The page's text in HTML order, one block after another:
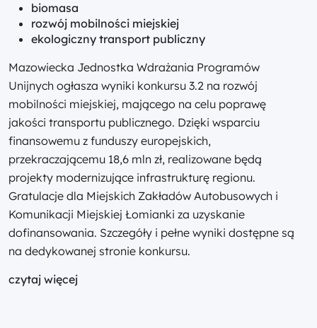
biomasa
rozwój mobilności miejskiej
ekologiczny transport publiczny
Mazowiecka Jednostka Wdrażania Programów
Unijnych ogłasza wyniki konkursu 3.2 na rozwój
mobilności miejskiej, mającego na celu poprawę
jakości transportu publicznego. Dzięki wsparciu
finansowemu z funduszy europejskich,
przekraczającemu 18,6 mln zł, realizowane będą
projekty modernizujące infrastrukturę regionu.
Gratulacje dla Miejskich Zakładów Autobusowych i
Komunikacji Miejskiej Łomianki za uzyskanie
dofinansowania. Szczegóły i pełne wyniki dostępne są
na dedykowanej stronie konkursu.
czytaj więcej